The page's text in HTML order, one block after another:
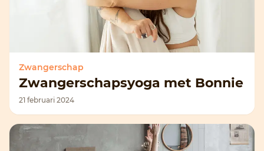
Zwangerschap
Zwangerschapsyoga met Bonnie
21 februari 2024